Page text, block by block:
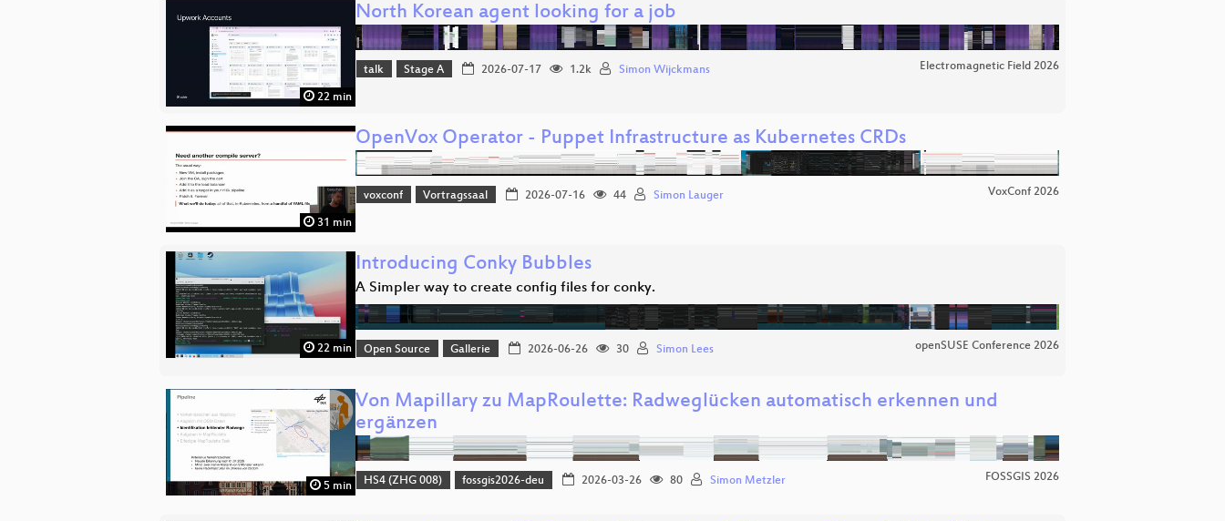
22 min
North Korean agent looking for a job
talk Stage A 2026-07-17 1.2k Simon Wijckmans Electromagnetic Field 2026
31 min
OpenVox Operator - Puppet Infrastructure as Kubernetes CRDs
voxconf Vortragssaal 2026-07-16 44 Simon Lauger VoxConf 2026
22 min
Introducing Conky Bubbles
A Simpler way to create config files for conky.
Open Source Gallerie 2026-06-26 30 Simon Lees openSUSE Conference 2026
5 min
Von Mapillary zu MapRoulette: Radweglücken automatisch erkennen und
ergänzen
HS4 (ZHG 008) fossgis2026-deu 2026-03-26 80 Simon Metzler FOSSGIS 2026